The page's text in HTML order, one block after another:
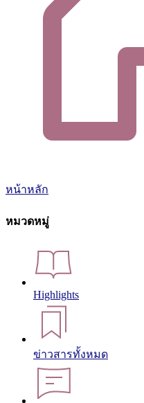
หน้าหลัก
หมวดหมู่
Highlights
ข่าวสารทั้งหมด